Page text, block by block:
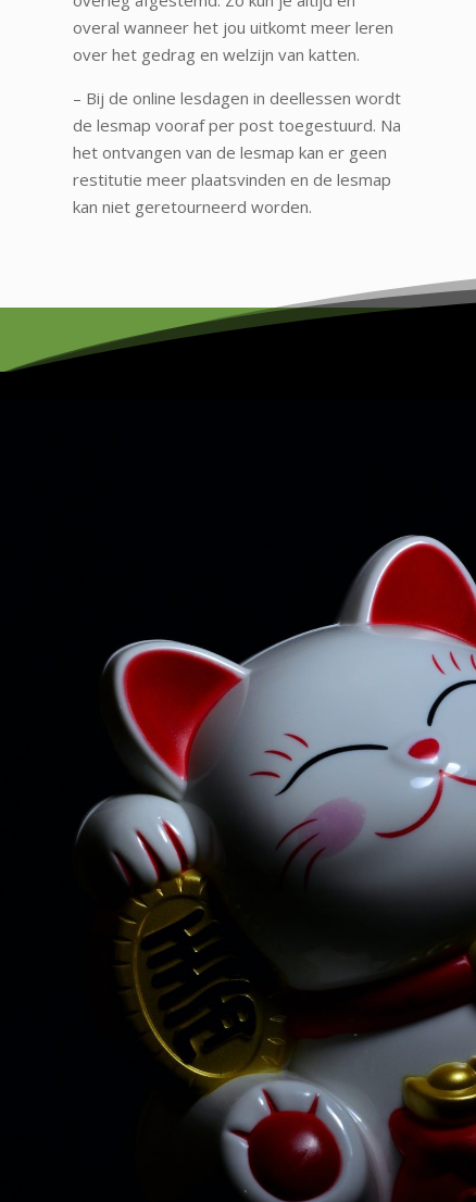
overal wanneer het jou uitkomt meer leren
over het gedrag en welzijn van katten.
– Bij de online lesdagen in deellessen wordt
de lesmap vooraf per post toegestuurd. Na
het ontvangen van de lesmap kan er geen
restitutie meer plaatsvinden en de lesmap
kan niet geretourneerd worden.